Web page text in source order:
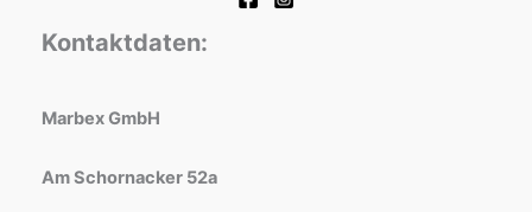
Kontaktdaten:
Marbex GmbH
Am Schornacker 52a